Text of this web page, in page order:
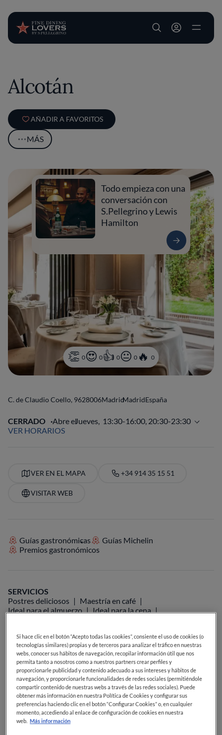
User account
Alcotán
AÑADIR A FAVORITOS
MÁS
0 0 0 0 0
Todo empieza con una
conversación con
S.Pellegrino y Lewis
Hamilton
C. de Claudio Coello, 9628006MadridMadridEspaña
CERRADO Abre elJueves, 13:30-16:00, 20:30-23:30
VER HORARIOS
VER EN EL MAPA +34 914 35 15 51
VISITAR WEB
Guías gastronómicas
Guías Michelin
Premios gastronómicos
SERVICIOS
Postres deliciosos
Maestría en café
Ideal para el almuerzo
Ideal para la cena
Si hace clic en el botón “Acepto todas las cookies”, consiente el uso de cookies (o
tecnologías similares) propias y de terceros para analizar el tráfico en nuestras
webs, conocer sus hábitos de navegación, recopilar información útil que nos
permita tanto a nosotros como a nuestros partners crear perfiles y
proporcionarle publicidad y contenido adecuado a sus intereses y hábitos de
navegación, y proporcionarle funcionalidades de redes sociales (permitiéndole
compartir contenido de nuestras webs a través de las redes sociales). Puede
obtener más información en nuestra Política de Cookies y configurar sus
preferencias haciendo clic en el botón “Configurar Cookies” o, en cualquier
momento, accediendo al enlace de configuración de cookies en nuestra
web. Más información